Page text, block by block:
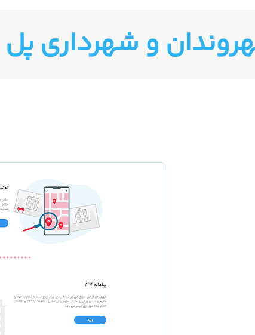
و شهرداری پل